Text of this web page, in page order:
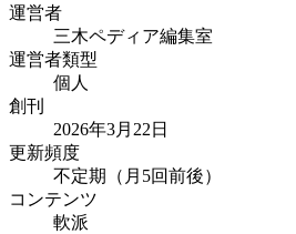
運営者
三木ペディア編集室
運営者類型
個人
創刊
2026年3月22日
更新頻度
不定期（月5回前後）
コンテンツ
軟派